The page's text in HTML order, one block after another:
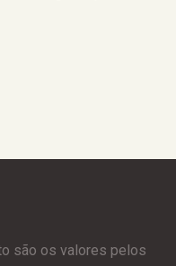
são os valores pelos